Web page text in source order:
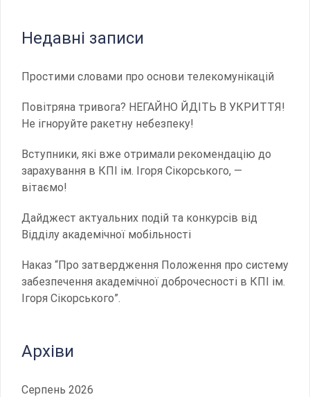
Недавні записи
Простими словами про основи телекомунікацій
Повітряна тривога? НЕГАЙНО ЙДІТЬ В УКРИТТЯ!
Не ігноруйте ракетну небезпеку!
Вступники, які вже отримали рекомендацію до
зарахування в КПІ ім. Ігоря Сікорського, —
вітаємо!
Дайджест актуальних подій та конкурсів від
Відділу академічної мобільності
Наказ “Про затвердження Положення про систему
забезпечення академічної доброчесності в КПІ ім.
Ігоря Сікорського”.
Архіви
Серпень 2026